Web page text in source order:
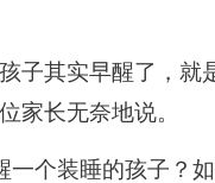
其实早醒了，就
家长无奈地说。
个装睡的孩子？如